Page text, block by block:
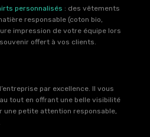
personnalisés : des vêtements
responsable (coton bio,
impression de votre équipe lors
offert à vos clients.
par excellence. Il vous
tout en offrant une belle visibilité
une petite attention responsable,